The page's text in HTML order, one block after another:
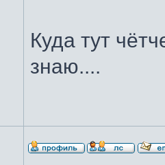
Куда тут
знаю....